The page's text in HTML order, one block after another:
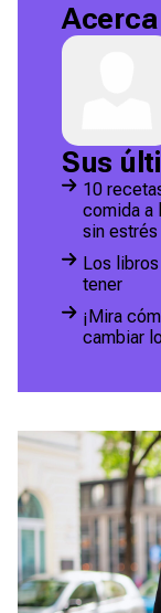
Sus
10
comida a
sin estrés
Los
tener
¡Mira
cambiar